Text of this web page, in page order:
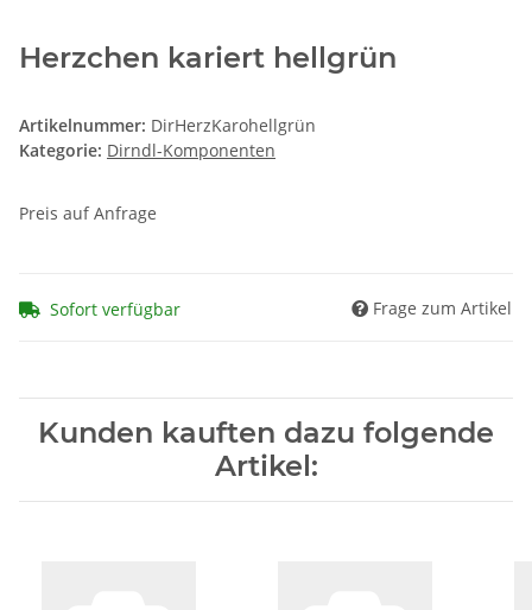
Herzchen kariert hellgrün
Artikelnummer: DirHerzKarohellgrün
Kategorie: Dirndl-Komponenten
Preis auf Anfrage
Sofort verfügbar Frage zum Artikel
Kunden kauften dazu folgende
Artikel: